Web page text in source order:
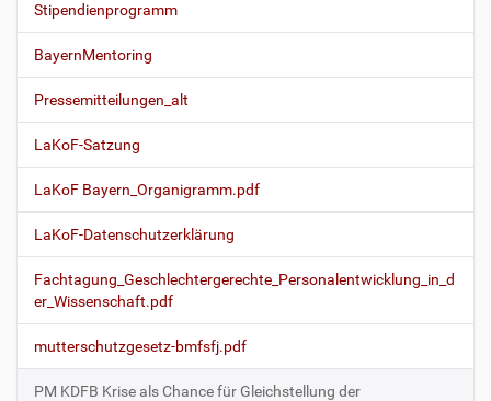
i
g
a
t
i
o
n
Stipendienprogramm
BayernMentoring
Pressemitteilungen_alt
LaKoF-Satzung
LaKoF Bayern_Organigramm.pdf
LaKoF-Datenschutzerklärung
Fachtagung_Geschlechtergerechte_Personalentwicklung_in_d
er_Wissenschaft.pdf
mutterschutzgesetz-bmfsfj.pdf
PM KDFB Krise als Chance für Gleichstellung der